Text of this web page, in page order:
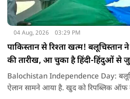
04 Aug, 2026 03:29 PM
पाकिस्तान से रिश्ता खत्म! बलूचिस्तान
की तारीख, आ चुका है हिंदी-हिंदुओं से
Balochistan Independence Day:
ऐलान सामने आया है. खुद को रिपब्लिक ऑफ